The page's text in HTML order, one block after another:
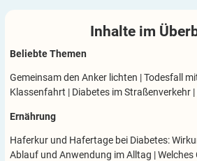
Inhalte im
Beliebte Themen
Gemeinsam den Anker lichten |Todesfall
Klassenfahrt | Diabetes im Straßenverkehr |
Ernährung
Haferkur und Hafertage bei Diabetes:
Ablauf und Anwendung im Alltag |Welches